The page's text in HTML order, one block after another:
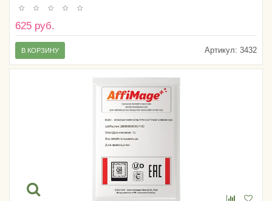
625 руб.
Артикул: 3432
В КОРЗИНУ